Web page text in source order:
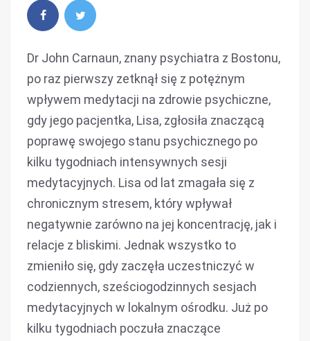
Dr John Carnaun, znany psychiatra z Bostonu,
po raz pierwszy zetknął się z potężnym
wpływem medytacji na zdrowie psychiczne,
gdy jego pacjentka, Lisa, zgłosiła znaczącą
poprawę swojego stanu psychicznego po
kilku tygodniach intensywnych sesji
medytacyjnych. Lisa od lat zmagała się z
chronicznym stresem, który wpływał
negatywnie zarówno na jej koncentrację, jak i
relacje z bliskimi. Jednak wszystko to
zmieniło się, gdy zaczęła uczestniczyć w
codziennych, sześciogodzinnych sesjach
medytacyjnych w lokalnym ośrodku. Już po
kilku tygodniach poczuła znaczące